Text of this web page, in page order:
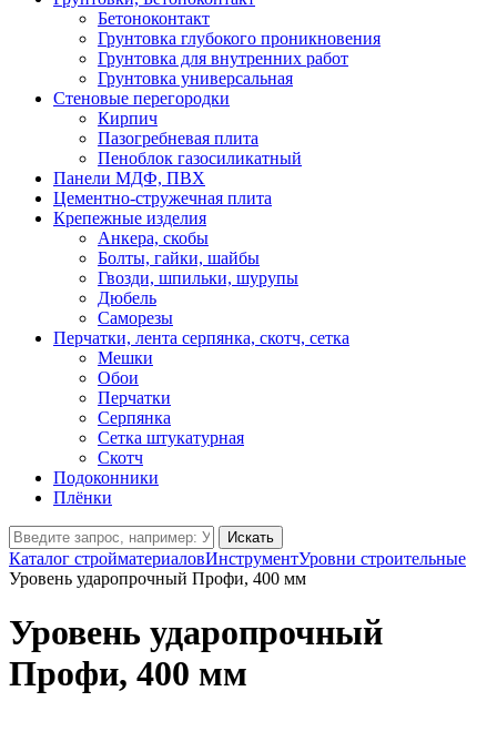
Бетоноконтакт
Грунтовка глубокого проникновения
Грунтовка для внутренних работ
Грунтовка универсальная
Стеновые перегородки
Кирпич
Пазогребневая плита
Пеноблок газосиликатный
Панели МДФ, ПВХ
Цементно-стружечная плита
Крепежные изделия
Анкера, скобы
Болты, гайки, шайбы
Гвозди, шпильки, шурупы
Дюбель
Саморезы
Перчатки, лента серпянка, скотч, сетка
Мешки
Обои
Перчатки
Серпянка
Сетка штукатурная
Скотч
Подоконники
Плёнки
Искать
Каталог стройматериаловИнструментУровни строительные
Уровень ударопрочный Профи, 400 мм
Уровень ударопрочный
Профи, 400 мм